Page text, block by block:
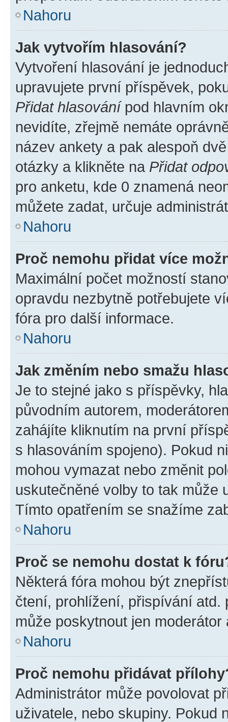
Nahoru
Jak vytvořím hlasování?
Vytvoření hlasování je
upravujete první příspěvek,
Přidat hlasovánípod hlavním
nevidíte, zřejmě nemáte
název ankety a pak alespoň
otázky a klikněte na Přidat
pro anketu, kde 0 znamená
můžete zadat, určuje
Nahoru
Proč nemohu přidat více
Maximální počet možností
opravdu nezbytně potřebujete
fóra pro další informace.
Nahoru
Jak změním nebo smažu
Je to stejné jako s příspěvky,
původním autorem,
zahájíte kliknutím na první
s hlasováním spojeno). Pokud
mohou vymazat nebo změnit
uskutečněné volby to tak může
Tímto opatřením se snažíme
Nahoru
Proč se nemohu dostat k
Některá fóra mohou být
čtení, prohlížení, přispívání atd.
může poskytnout jen
Nahoru
Proč nemohu přidávat
Administrátor může povolovat
uživatele, nebo skupiny. Pokud